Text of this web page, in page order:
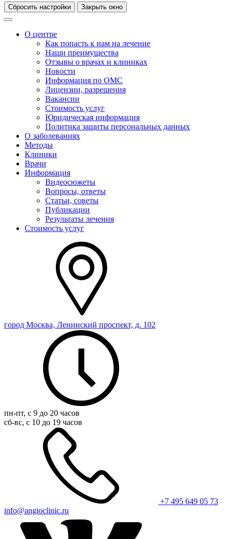
Сбросить настройки Закрыть окно
О центре
Как попасть к нам на лечение
Наши преимущества
Отзывы о врачах и клиниках
Новости
Информация по ОМС
Лицензии, разрешения
Вакансии
Стоимость услуг
Юридическая информация
Политика защиты персональных данных
О заболеваниях
Методы
Клиники
Врачи
Информация
Видеосюжеты
Вопросы, ответы
Статьи, советы
Публикации
Результаты лечения
Стоимость услуг
город Москва, Ленинский проспект, д. 102
пн-пт, с 9 до 20 часов
сб-вс, с 10 до 19 часов
+7 495 649 05 73
info@angioclinic.ru